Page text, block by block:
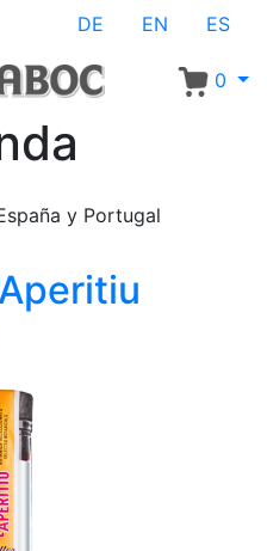
DE EN ES
0
y Portugal